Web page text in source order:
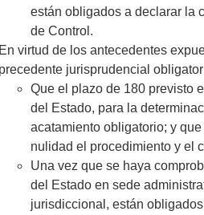
están obligados a declarar la
de Control.
En virtud de los antecedentes
precedente jurisprudencial
Que el plazo de 180 previsto
del Estado, para la
acatamiento obligatorio; y
nulidad el procedimiento y el
Una vez que se haya
del Estado en sede
jurisdiccional, están